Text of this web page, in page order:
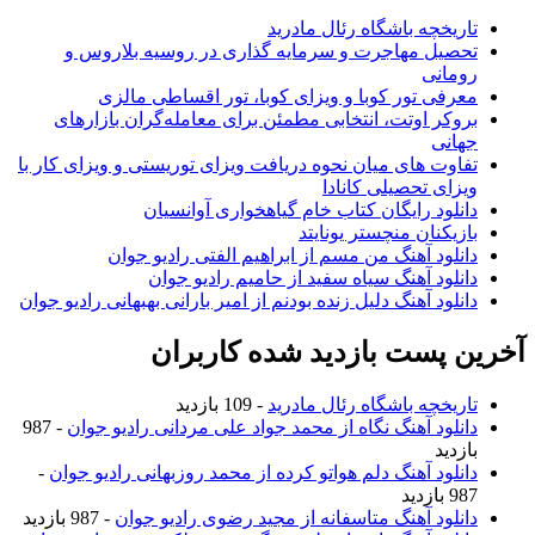
تاریخچه باشگاه رئال مادرید
تحصیل مهاجرت و سرمایه گذاری در روسیه بلاروس و
رومانی
معرفی تور کوبا و ویزای کوبا، تور اقساطی مالزی
بروکر اوتت، انتخابی مطمئن برای معامله‌گران بازارهای
جهانی
تفاوت های میان نحوه دریافت ویزای توریستی و ویزای کار با
ویزای تحصیلی کانادا
دانلود رایگان کتاب خام گیاهخواری آوانسیان
بازیکنان منچستر یونایتد
دانلود آهنگ من مسم از ابراهیم الفتی رادیو جوان
دانلود آهنگ سیاه سفید از حامیم رادیو جوان
دانلود آهنگ دلیل زنده بودنم از امیر بارانی بهبهانی رادیو جوان
آخرین پست بازدید شده کاربران
تاریخچه باشگاه رئال مادرید - 109 بازدید
دانلود آهنگ نگاه از محمد جواد علی مردانی رادیو جوان
- 987
بازدید
دانلود آهنگ دلم هواتو کرده از محمد روزبهانی رادیو جوان -
987 بازدید
دانلود آهنگ متاسفانه از مجید رضوی رادیو جوان - 987 بازدید